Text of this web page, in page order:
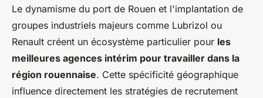
Le dynamisme du port de Rouen et l'implantation de
groupes industriels majeurs comme Lubrizol ou
Renault créent un écosystème particulier pour les
meilleures agences intérim pour travailler dans la
région rouennaise. Cette spécificité géographique
influence directement les stratégies de recrutement